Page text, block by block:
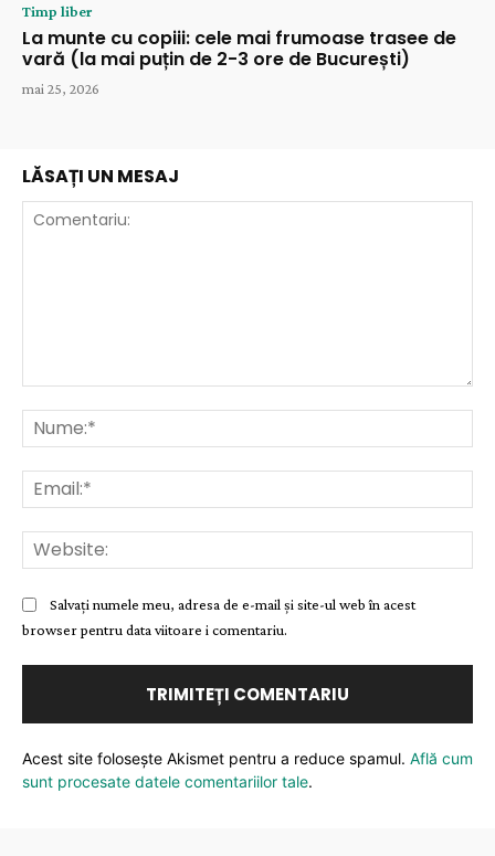
Timp liber
La munte cu copiii: cele mai frumoase trasee de
vară (la mai puțin de 2-3 ore de București)
mai 25, 2026
LĂSAȚI UN MESAJ
Salvați numele meu, adresa de e-mail și site-ul web în acest
browser pentru data viitoare i comentariu.
Acest site folosește Akismet pentru a reduce spamul. Află cum
sunt procesate datele comentariilor tale.